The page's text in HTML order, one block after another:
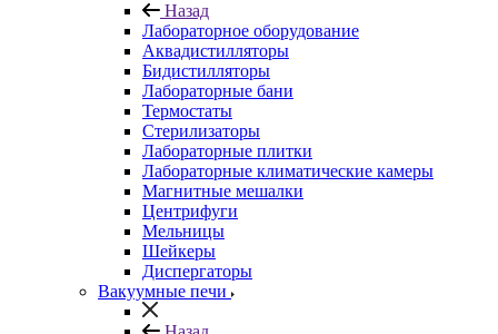
Назад
Лабораторное оборудование
Аквадистилляторы
Бидистилляторы
Лабораторные бани
Термостаты
Стерилизаторы
Лабораторные плитки
Лабораторные климатические камеры
Магнитные мешалки
Центрифуги
Мельницы
Шейкеры
Диспергаторы
Вакуумные печи